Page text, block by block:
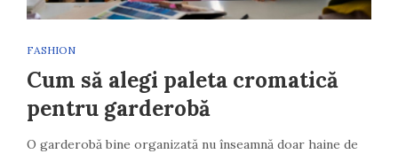
FASHION
Cum să alegi paleta cromatică
pentru garderobă
O garderobă bine organizată nu înseamnă doar haine de